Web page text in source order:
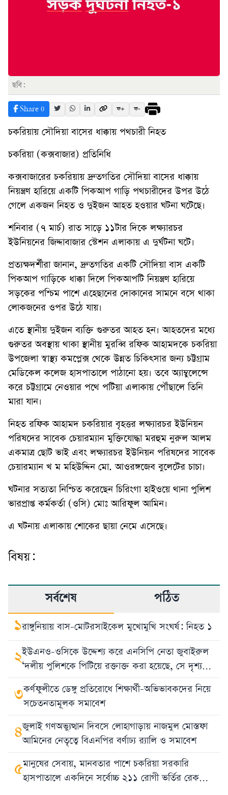
ছবি:
Share 0 ফ+ ফ-
চকরিয়ায় সৌদিয়া বাসের ধাক্কায় পথচারী নিহত
চকরিয়া (কক্সবাজার) প্রতিনিধি
কক্সবাজারের চকরিয়ায় দ্রুতগতির সৌদিয়া বাসের ধাক্কায়
নিয়ন্ত্রণ হারিয়ে একটি পিকআপ গাড়ি পথচারীদের উপর উঠে
গেলে একজন নিহত ও দুইজন আহত হওয়ার ঘটনা ঘটেছে।
শনিবার (৭ মার্চ) রাত সাড়ে ১১টার দিকে লক্ষ্যারচর
ইউনিয়নের জিদ্দাবাজার স্টেশন এলাকায় এ দুর্ঘটনা ঘটে।
প্রত্যক্ষদর্শীরা জানান, দ্রুতগতির একটি সৌদিয়া বাস একটি
পিকআপ গাড়িকে ধাক্কা দিলে পিকআপটি নিয়ন্ত্রণ হারিয়ে
সড়কের পশ্চিম পাশে এহেছানের দোকানের সামনে বসে থাকা
লোকজনের ওপর উঠে যায়।
এতে স্থানীয় দুইজন ব্যক্তি গুরুতর আহত হন। আহতদের মধ্যে
গুরুতর অবস্থায় থাকা স্থানীয় মুরব্বি রফিক আহামদকে চকরিয়া
উপজেলা স্বাস্থ্য কমপ্লেক্স থেকে উন্নত চিকিৎসার জন্য চট্টগ্রাম
মেডিকেল কলেজ হাসপাতালে পাঠানো হয়। তবে অ্যাম্বুলেন্সে
করে চট্টগ্রামে নেওয়ার পথে পটিয়া এলাকায় পৌঁছালে তিনি
মারা যান।
নিহত রফিক আহামদ চকরিয়ার বৃহত্তর লক্ষ্যারচর ইউনিয়ন
পরিষদের সাবেক চেয়ারম্যান মুক্তিযোদ্ধা মরহুম নুরুল আলম
একমাত্র ছোট ভাই এবং লক্ষ্যারচর ইউনিয়ন পরিষদের সাবেক
চেয়ারম্যান খ ম মহিউদ্দিন মো. আওরঙ্গজেব বুলেটের চাচা।
ঘটনার সত্যতা নিশ্চিত করেছেন চিরিংগা হাইওয়ে থানা পুলিশ
ভারপ্রাপ্ত কর্মকর্তা (ওসি) মোঃ আরিফুল আমিন।
এ ঘটনায় এলাকায় শোকের ছায়া নেমে এসেছে।
বিষয়:
সর্বশেষ পঠিত
১রাঙ্গুনিয়ায় বাস-মোটরসাইকেল মুখোমুখি সংঘর্ষ: নিহত ১
২ইউএনও-ওসিকে উদ্দেশ্য করে এনসিপি নেতা জুবাইরুল
‘দলীয় পুলিশকে পিটিয়ে রক্তাক্ত করা হয়েছে, সে দৃশ্য
দেখেননি?’
৩কর্ণফুলীতে ডেঙ্গু প্রতিরোধে শিক্ষার্থী-অভিভাবকদের নিয়ে
সচেতনতামূলক সমাবেশ
৪জুলাই গণঅভ্যুত্থান দিবসে লোহাগাড়ায় নাজমুল মোস্তফা
আমিনের নেতৃত্বে বিএনপির বর্ণাঢ্য র‍্যালি ও সমাবেশ
৫মানুষের সেবায়, মানবতার পাশে চকরিয়া সরকারি
হাসপাতালে একদিনে সর্বোচ্চ ২১১ রোগী ভর্তির রেকর্ড,